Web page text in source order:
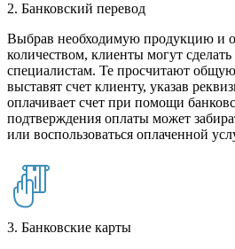
2. Банковский перевод
Выбрав необходимую продукцию и
количеством, клиенты могут
специалистам. Те просчитают
выставят счет клиенту, указав
оплачивает счет при помощи
подтверждения оплаты может
или воспользоваться оплаченной
3. Банковские карты